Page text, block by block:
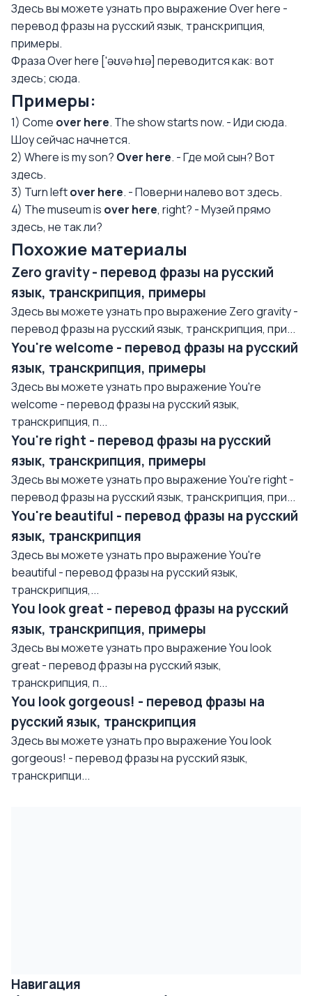
Здесь вы можете узнать про выражение Over here -
перевод фразы на русский язык, транскрипция,
примеры.
Фраза Over here ['əʊvə hɪə] переводится как: вот
здесь; сюда.
Примеры:
1) Come over here. The show starts now. - Иди сюда.
Шоу сейчас начнется.
2) Where is my son? Over here. - Где мой сын? Вот
здесь.
3) Turn leftover here. - Поверни налево вот здесь.
4) The museum is over here, right? - Музей прямо
здесь, не так ли?
Похожие материалы
Zero gravity - перевод фразы на русский
язык, транскрипция, примеры
Здесь вы можете узнать про выражение Zero gravity -
перевод фразы на русский язык, транскрипция, при...
You're welcome - перевод фразы на русский
язык, транскрипция, примеры
Здесь вы можете узнать про выражение You're
welcome - перевод фразы на русский язык,
транскрипция, п...
You're right - перевод фразы на русский
язык, транскрипция, примеры
Здесь вы можете узнать про выражение You're right -
перевод фразы на русский язык, транскрипция, при...
You're beautiful - перевод фразы на русский
язык, транскрипция
Здесь вы можете узнать про выражение You're
beautiful - перевод фразы на русский язык,
транскрипция,...
You look great - перевод фразы на русский
язык, транскрипция, примеры
Здесь вы можете узнать про выражение You look
great - перевод фразы на русский язык,
транскрипция, п...
You look gorgeous! - перевод фразы на
русский язык, транскрипция
Здесь вы можете узнать про выражение You look
gorgeous! - перевод фразы на русский язык,
транскрипци...
Навигация